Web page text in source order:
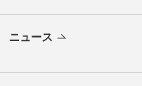
ニュース